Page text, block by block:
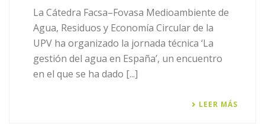
La Cátedra Facsa–Fovasa Medioambiente de
Agua, Residuos y Economía Circular de la
UPV ha organizado la jornada técnica ‘La
gestión del agua en España’, un encuentro
en el que se ha dado [...]
LEER MÁS